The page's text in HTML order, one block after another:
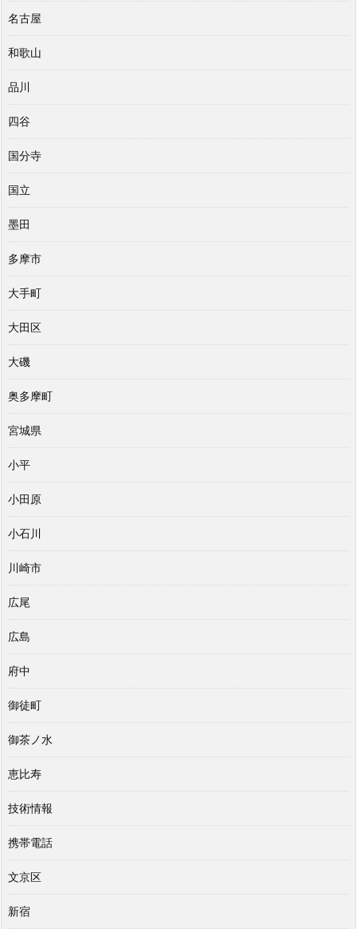
名古屋
和歌山
品川
四谷
国分寺
国立
墨田
多摩市
大手町
大田区
大磯
奥多摩町
宮城県
小平
小田原
小石川
川崎市
広尾
広島
府中
御徒町
御茶ノ水
恵比寿
技術情報
携帯電話
文京区
新宿